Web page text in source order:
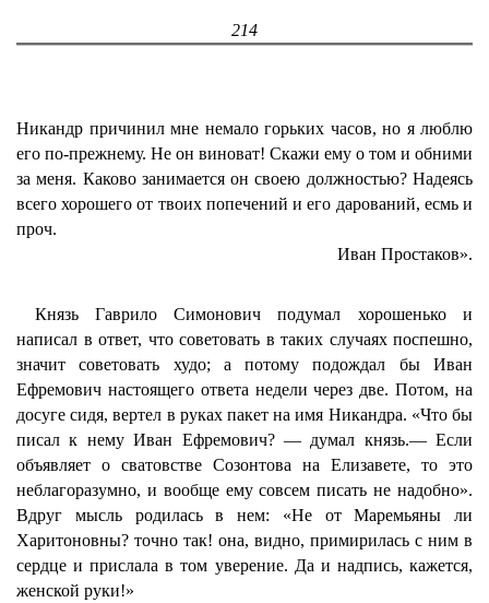
214
Никандр причинил мне немало горьких часов, но я люблю
его по-прежнему. Не он виноват! Скажи ему о том и обними
за меня. Каково занимается он своею должностью? Надеясь
всего хорошего от твоих попечений и его дарований, есмь и
проч.
Иван Простаков».
Князь Гаврило Симонович подумал хорошенько и
написал в ответ, что советовать в таких случаях поспешно,
значит советовать худо; а потому подождал бы Иван
Ефремович настоящего ответа недели через две. Потом, на
досуге сидя, вертел в руках пакет на имя Никандра. «Что бы
писал к нему Иван Ефремович? — думал князь.— Если
объявляет о сватовстве Созонтова на Елизавете, то это
неблагоразумно, и вообще ему совсем писать не надобно».
Вдруг мысль родилась в нем: «Не от Маремьяны ли
Харитоновны? точно так! она, видно, примирилась с ним в
сердце и прислала в том уверение. Да и надпись, кажется,
женской руки!»